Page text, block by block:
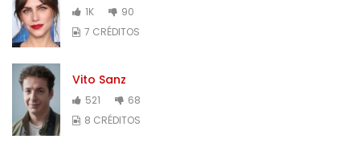
1K
90
7 CRÉDITOS
Vito Sanz
521
68
8 CRÉDITOS